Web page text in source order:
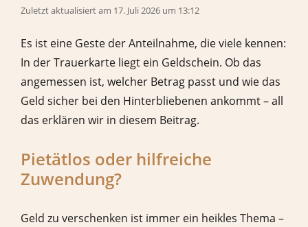
Zuletzt aktualisiert am 17. Juli 2026 um 13:12
Es ist eine Geste der Anteilnahme, die viele kennen:
In der Trauerkarte liegt ein Geldschein. Ob das
angemessen ist, welcher Betrag passt und wie das
Geld sicher bei den Hinterbliebenen ankommt – all
das erklären wir in diesem Beitrag.
Pietätlos oder hilfreiche
Zuwendung?
Geld zu verschenken ist immer ein heikles Thema –